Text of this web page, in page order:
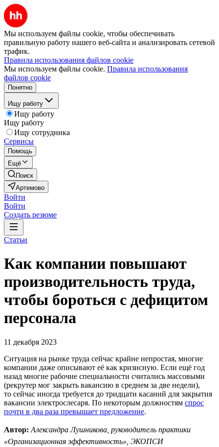
Мы используем файлы cookie, чтобы обеспечивать
правильную работу нашего веб-сайта и анализировать сетевой
трафик.
Правила использования файлов cookie
Мы используем файлы cookie. Правила использования
файлов cookie
Понятно
Ищу работу
Ищу работу
Ищу работу
Ищу сотрудника
Сервисы
Помощь
Ещё
Поиск
Артемово
Войти
Войти
Создать резюме
Статьи
Как компании повышают
производительность труда,
чтобы бороться с дефицитом
персонала
11 декабря 2023
Ситуация на рынке труда сейчас крайне непростая, многие
компании даже описывают её как кризисную. Если ещё год
назад многие рабочие специальности считались массовыми
(рекрутер мог закрыть вакансию в среднем за две недели),
то сейчас иногда требуется до тридцати касаний для закрытия
вакансии электрослесаря. По некоторым должностям спрос
почти в два раза превышает предложение.
Автор: Александра Лушникова, руководитель практики
«Организационная эффективность», ЭКОПСИ